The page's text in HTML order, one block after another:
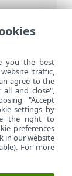
>
you the best
traffic,
agree to the
all and close",
"Accept
settings by
the right to
preferences
in our website
For more